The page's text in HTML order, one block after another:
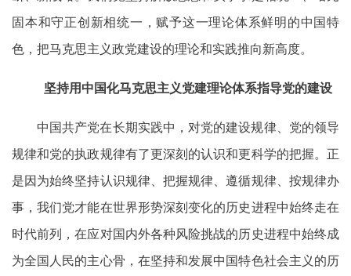
固本和守正创新相统一，赋予这一理论体系鲜明的中国特
色，把马克思主义政党建设的理论和实践推向新高度。
坚持用中国化马克思主义党建理论体系指导党的建设
中国共产党在长期实践中，对党的建设规律、党的领导
规律和党的执政规律有了更深刻的认识和更科学的把握。正
是因为始终坚持认识规律、把握规律、遵循规律、按规律办
事，我们党才能在世界形势深刻变化的历史进程中始终走在
时代前列，在应对国内外各种风险挑战的历史进程中始终成
为全国人民的主心骨，在坚持和发展中国特色社会主义的历